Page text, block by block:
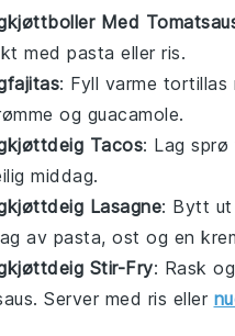
Med
med pasta eller ris.
: Fyll varme
og guacamole.
Tacos: Lag
middag.
Lasagne: Bytt
av pasta, ost og en
Stir-Fry: Rask
Server med ris eller